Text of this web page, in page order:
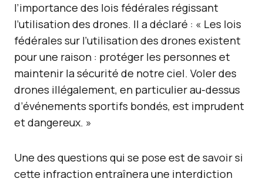
l’importance des lois fédérales régissant
l’utilisation des drones. Il a déclaré : « Les lois
fédérales sur l’utilisation des drones existent
pour une raison : protéger les personnes et
maintenir la sécurité de notre ciel. Voler des
drones illégalement, en particulier au-dessus
d’événements sportifs bondés, est imprudent
et dangereux. »
Une des questions qui se pose est de savoir si
cette infraction entraînera une interdiction